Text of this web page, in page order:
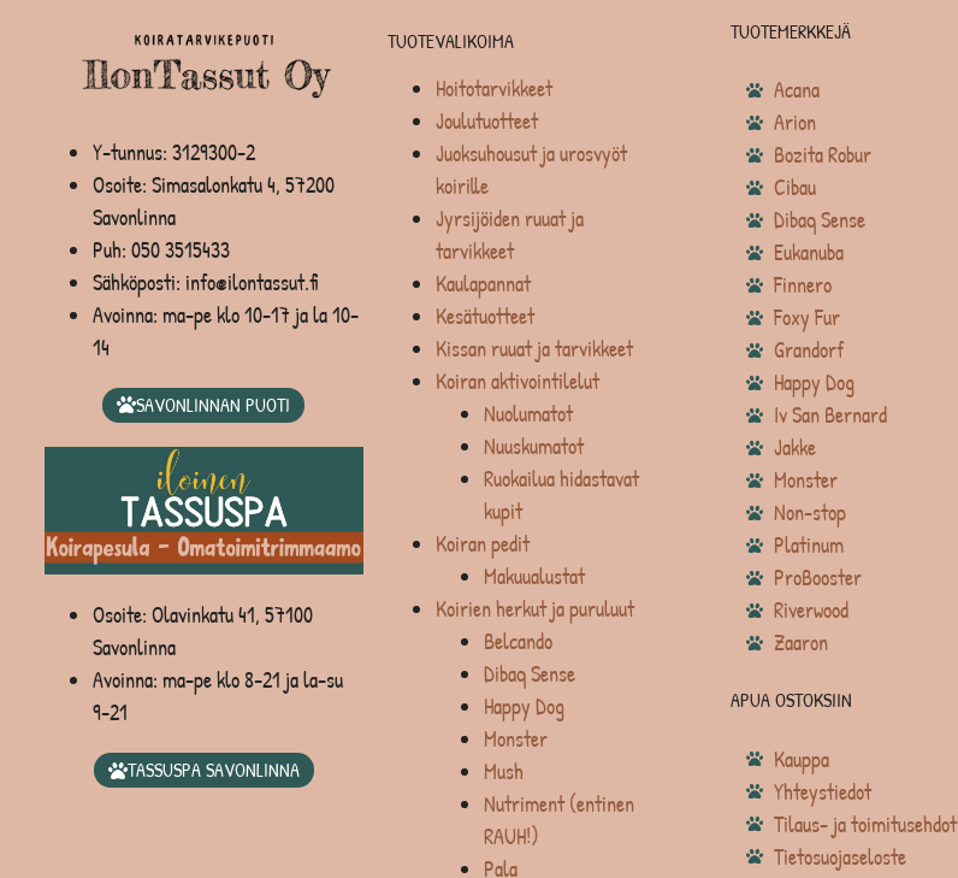
Y-tunnus: 3129300-2
Osoite: Simasalonkatu 4, 57200
Savonlinna
Puh: 050 3515433
Sähköposti: info@ilontassut.fi
Avoinna: ma-pe klo 10-17 ja la 10-
14
SAVONLINNAN PUOTI
Osoite: Olavinkatu 41, 57100
Savonlinna
Avoinna: ma-pe klo 8-21 ja la-su
9-21
TASSUSPA SAVONLINNA
TUOTEVALIKOIMA
Hoitotarvikkeet
Joulutuotteet
Juoksuhousut ja urosvyöt
koirille
Jyrsijöiden ruuat ja
tarvikkeet
Kaulapannat
Kesätuotteet
Kissan ruuat ja tarvikkeet
Koiran aktivointilelut
Nuolumatot
Nuuskumatot
Ruokailua hidastavat
kupit
Koiran pedit
Makuualustat
Koirien herkut ja puruluut
Belcando
Dibaq Sense
Happy Dog
Monster
Mush
Nutriment (entinen
RAUH!)
Pala
TUOTEMERKKEJÄ
Acana
Arion
Bozita Robur
Cibau
Dibaq Sense
Eukanuba
Finnero
Foxy Fur
Grandorf
Happy Dog
Iv San Bernard
Jakke
Monster
Non-stop
Platinum
ProBooster
Riverwood
Zaaron
APUA OSTOKSIIN
Kauppa
Yhteystiedot
Tilaus- ja toimitusehdot
Tietosuojaseloste